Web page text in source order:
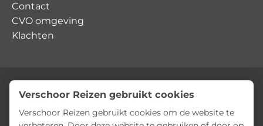
Contact
CVO omgeving
Klachten
Privacyverklaring
Verschoor Reizen gebruikt cookies
Verschoor Reizen gebruikt cookies om de website te